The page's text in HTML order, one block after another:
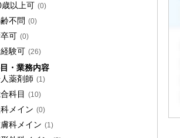
歳以上可 (0)
不問 (0)
可 (0)
験可 (26)
・業務内容
薬剤師 (1)
科目 (10)
メイン (0)
科メイン (1)